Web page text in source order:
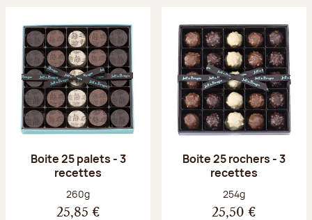
Boite 25 palets - 3
recettes
Poids net :
260g
25,85 €
Boite 25 rochers - 3
recettes
Poids net :
254g
25,50 €